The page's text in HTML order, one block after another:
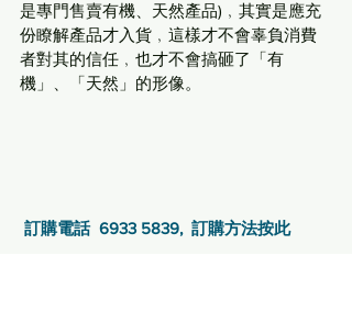
是專門售賣有機、天然產品)﹐其實是應充
份瞭解產品才入貨﹐這樣才不會辜負消費
者對其的信任﹐也才不會搞砸了「有
機」、「天然」的形像。
訂購電話  6933 5839,  訂購方法按此